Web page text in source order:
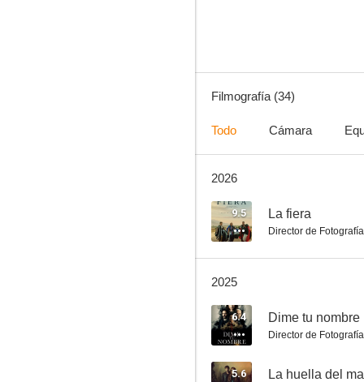
Cuerpo de élite
Filmografía (34)
Todo Cámara
2026
9.5 La fiera
Director de Fotografía
2025
6.4 Dime tu nombre
Director de Fotografía
5.6 La huella del